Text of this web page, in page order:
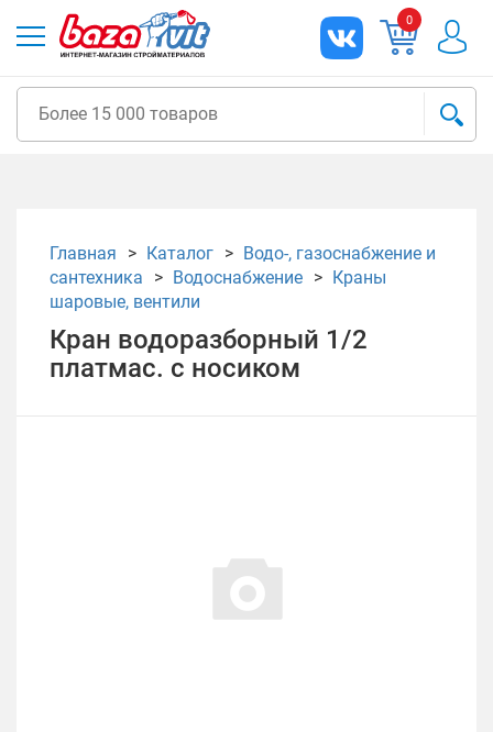
0
Главная Каталог
Водо-, газоснабжение и
сантехника
Водоснабжение
Краны
шаровые, вентили
Кран водоразборный 1/2
платмас. с носиком